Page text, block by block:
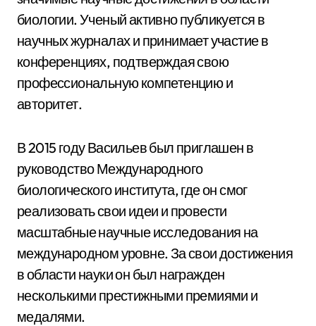
биологии. Ученый активно публикуется в
научных журналах и принимает участие в
конференциях, подтверждая свою
профессиональную компетенцию и
авторитет.
В 2015 году Васильев был приглашен в
руководство Международного
биологического института, где он смог
реализовать свои идеи и провести
масштабные научные исследования на
международном уровне. За свои достижения
в области науки он был награжден
несколькими престижными премиями и
медалями.